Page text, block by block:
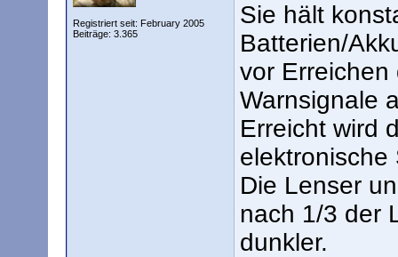
Registriert seit: February 2005
Beiträge: 3.365
Sie hält
Batterien/
vor
Warnsignale
Erreicht wird
elektronische
Die Lenser
nach 1/3 der
dunkler.